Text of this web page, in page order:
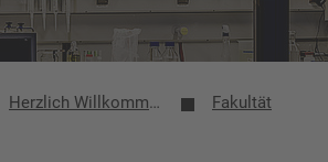
Herzlich Willkommen an der Fakultät Natur- und Umweltwissenschaften Fakultät